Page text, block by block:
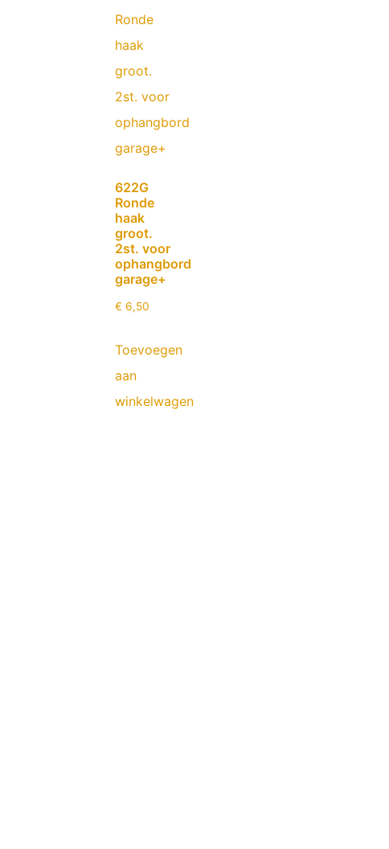
622G
Ronde
haak
groot.
2st. voor
ophangbord
garage+
€ 6,50
Toevoegen
aan
winkelwagen